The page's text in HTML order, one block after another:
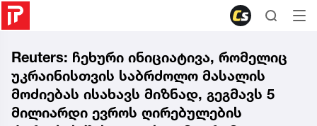
Reuters: ჩეხური ინიციატივა, რომელიც
უკრაინისთვის საბრძოლო მასალის
მოძიებას ისახავს მიზნად, გეგმავს 5
მილიარდი ევროს ღირებულების